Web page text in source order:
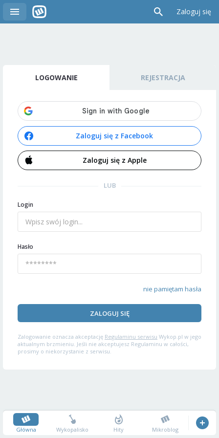
Zaloguj się
LOGOWANIE REJESTRACJA
Zaloguj się z Facebook
Zaloguj się z Apple
LUB
Login
Hasło
nie pamiętam hasła
ZALOGUJ SIĘ
Zalogowanie oznacza akceptację Regulaminu serwisu Wykop.pl w jego
aktualnym brzmieniu. Jeśli nie akceptujesz Regulaminu w całości,
prosimy o niekorzystanie z serwisu.
Główna Wykopalisko Hity Mikroblog